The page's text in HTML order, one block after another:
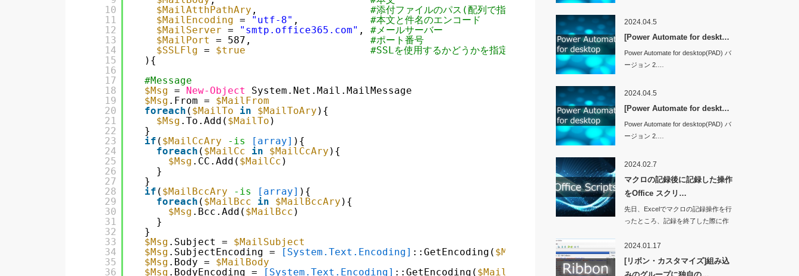
10
11
12
13
14
15
16
17
18
19
20
21
22
23
24
25
26
27
28
29
30
31
32
33
34
35
36
$MailAtthPathAry , #添付ファイルのパス(配列で指定)
$MailEncoding = "utf-8" , #本文と件名のエンコード
$MailServer = "smtp.office365.com" , #メールサーバー
$MailPort
= 587, #ポート番号
$SSLFlg = $true
#SSLを使用するかどうかを指定
){
#Message
$Msg = New-Object
System.Net.Mail.MailMessage
$Msg .From = $MailFrom
foreach ( $MailTo in $MailToAry ){
$Msg .To.Add( $MailTo )
}
if ( $MailCcAry -is [array] ){
foreach ( $MailCc in $MailCcAry ){
$Msg .CC.Add( $MailCc )
}
}
if ( $MailBccAry -is [array] ){
foreach ( $MailBcc in $MailBccAry ){
$Msg .Bcc.Add( $MailBcc )
}
}
$Msg .Subject = $MailSubject
$Msg .SubjectEncoding = [System.Text.Encoding] ::GetEncoding( $MailEncoding);
$Msg .Body = $MailBody
$Msg .BodyEncoding = [System.Text.Encoding] ::GetEncoding( $MailEncoding
);
2024.04.5
[Power Automate for deskt…
Power Automate for desktop(PAD) バ
ージョン 2.…
2024.04.5
[Power Automate for deskt…
Power Automate for desktop(PAD) バ
ージョン 2.…
2024.02.7
マクロの記録後に記録した操作
をOffice スクリ…
先日、Excelでマクロの記録操作を行
ったところ、記録を終了した際に作
2024.01.17
[リボン・カスタマイズ]組み込